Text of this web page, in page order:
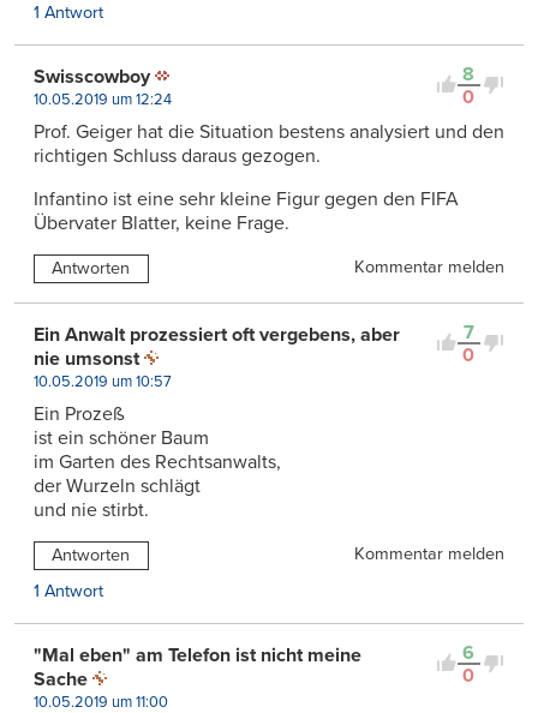
1 Antwort
8
0
Swisscowboy
10.05.2019 um 12:24
Prof. Geiger hat die Situation bestens analysiert und den
richtigen Schluss daraus gezogen.
Infantino ist eine sehr kleine Figur gegen den FIFA
Übervater Blatter, keine Frage.
Antworten Kommentar melden
7
0
Ein Anwalt prozessiert oft vergebens, aber
nie umsonst
10.05.2019 um 10:57
Ein Prozeß
ist ein schöner Baum
im Garten des Rechtsanwalts,
der Wurzeln schlägt
und nie stirbt.
Antworten
Kommentar melden
1 Antwort
6
0
"Mal eben" am Telefon ist nicht meine
Sache
10.05.2019 um 11:00